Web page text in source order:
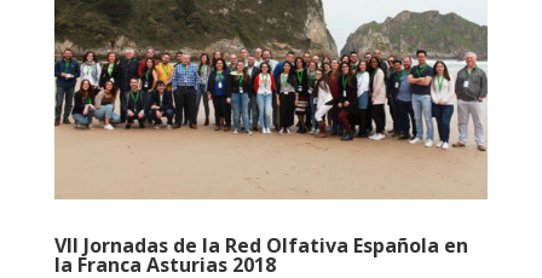
VII Jornadas de la Red Olfativa Española en
la Franca Asturias 2018